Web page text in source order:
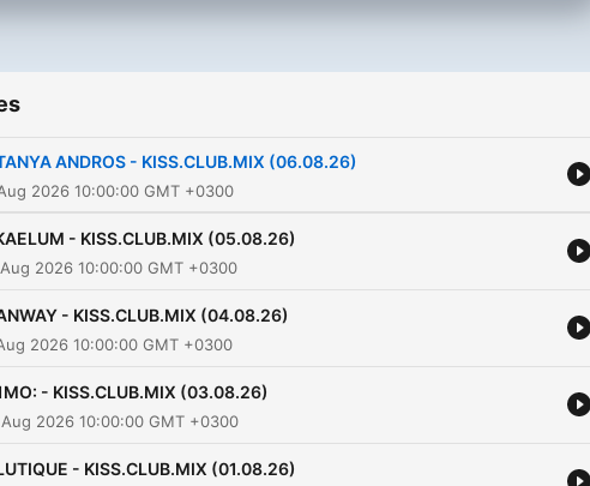
ANDROS - KISS.CLUB.MIX (06.08.26)
2026 10:00:00 GMT +0300
- KISS.CLUB.MIX (05.08.26)
2026 10:00:00 GMT +0300
- KISS.CLUB.MIX (04.08.26)
2026 10:00:00 GMT +0300
- KISS.CLUB.MIX (03.08.26)
2026 10:00:00 GMT +0300
- KISS.CLUB.MIX (01.08.26)